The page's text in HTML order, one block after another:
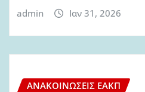
admin Ιαν 31, 2026
ΑΝΑΚΟΙΝΏΣΕΙΣ ΕΑΚΠ